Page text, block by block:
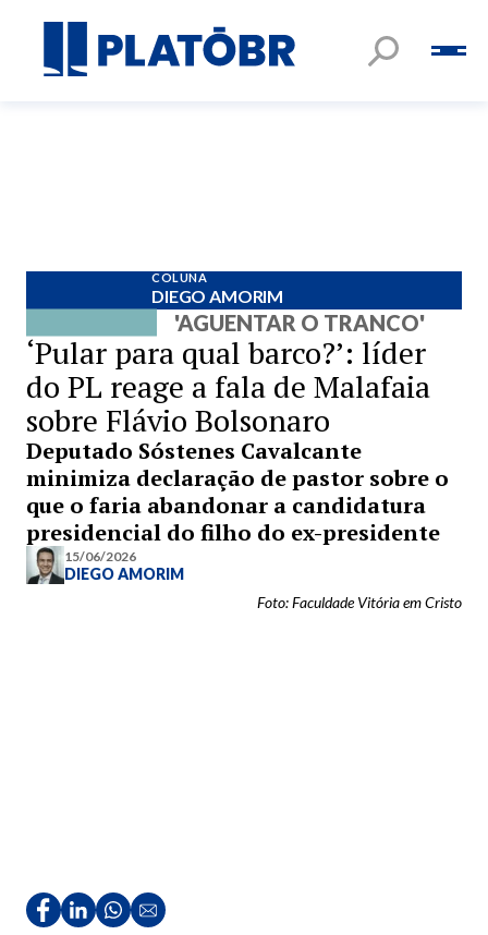
COLUNA
DIEGO AMORIM
'AGUENTAR O TRANCO'
‘Pular para qual barco?’: líder
do PL reage a fala de Malafaia
sobre Flávio Bolsonaro
Deputado Sóstenes Cavalcante
minimiza declaração de pastor sobre o
que o faria abandonar a candidatura
presidencial do filho do ex-presidente
15/06/2026
DIEGO AMORIM
Foto: Faculdade Vitória em Cristo